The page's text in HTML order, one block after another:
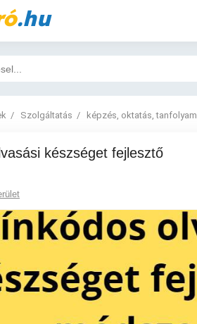
.hu
Szolgáltatás képzés, oktatás, tanfolyam